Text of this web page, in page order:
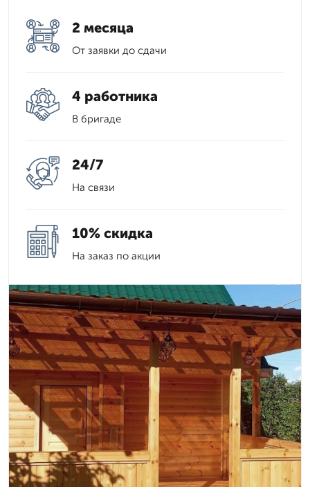
2 месяца
От заявки до сдачи
4 работника
В бригаде
24/7
На связи
10% скидка
На заказ по акции